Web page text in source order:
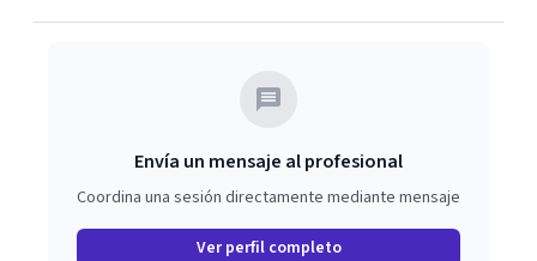
Envía un mensaje al profesional
Coordina una sesión directamente mediante mensaje
Ver perfil completo